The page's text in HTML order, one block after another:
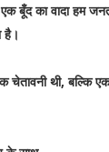
बूँद का वादा हम
है।
थी, बल्कि